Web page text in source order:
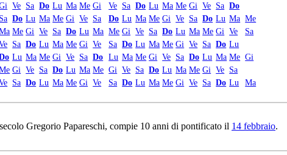
Ve Sa Do Lu Ma Me Gi Ve Sa Do Lu Ma Me Gi Ve Sa Do
Sa Do Lu Ma Me Gi Ve Sa Do Lu Ma Me Gi Ve Sa Do Lu Ma Me
Me Gi Ve Sa Do Lu Ma Me Gi Ve Sa Do Lu Ma Me Gi Ve
Sa
Sa Do Lu Ma Me Gi Ve Sa Do Lu Ma Me Gi Ve Sa Do Lu
Lu Ma Me Gi Ve Sa Do Lu Ma Me Gi Ve Sa Do Lu Ma Me Gi
Gi Ve Sa Do Lu Ma Me Gi Ve Sa Do Lu Ma Me Gi Ve Sa
Sa Do Lu Ma Me Gi Ve Sa Do Lu Ma Me Gi Ve Sa Do Lu Ma
Gregorio Papareschi, compie 10 anni di pontificato il 14 febbraio.